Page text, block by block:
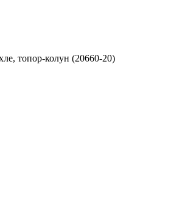
топор-колун (20660-20)